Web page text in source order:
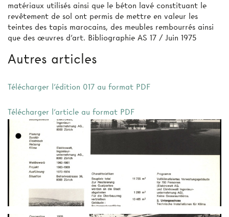
matériaux utilisés ainsi que le béton lavé constituant le
revêtement de sol ont permis de mettre en valeur les
teintes des tapis marocains, des meubles rembourrés ainsi
que des œuvres d’art. Bibliographie AS 17 / Juin 1975
Autres articles
Télécharger l'édition 017 au format PDF
Télécharger l'article au format PDF